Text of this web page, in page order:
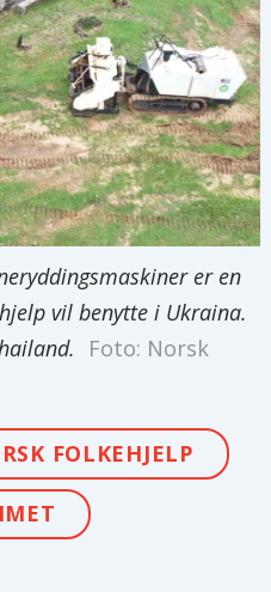
er en
vil benytte i Ukraina.
Foto: Norsk
FOLKEHJELP